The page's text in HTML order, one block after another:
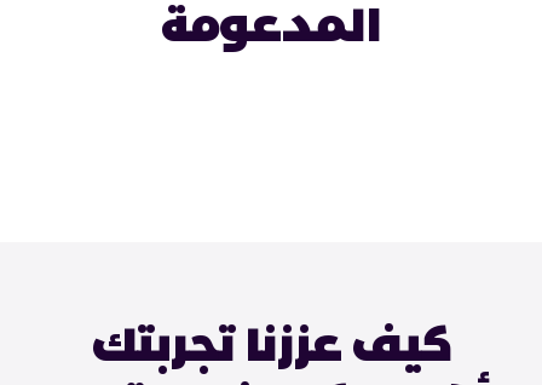
المدعومة
كيف عززنا تجربتك